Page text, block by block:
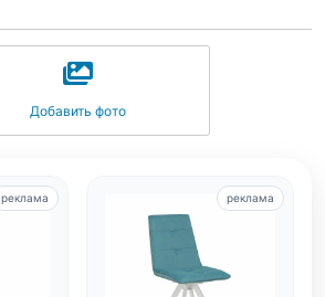
Добавить фото
реклама реклама